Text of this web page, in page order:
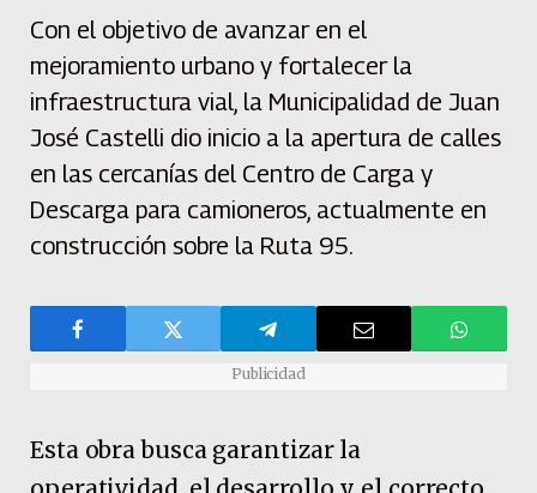
Con el objetivo de avanzar en el
mejoramiento urbano y fortalecer la
infraestructura vial, la Municipalidad de Juan
José Castelli dio inicio a la apertura de calles
en las cercanías del Centro de Carga y
Descarga para camioneros, actualmente en
construcción sobre la Ruta 95.
Publicidad
Esta obra busca garantizar la